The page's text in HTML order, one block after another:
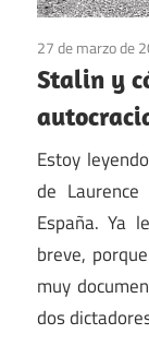
27 de marzo de
Stalin y
Estoy
de
España. Ya
breve,
muy
dos